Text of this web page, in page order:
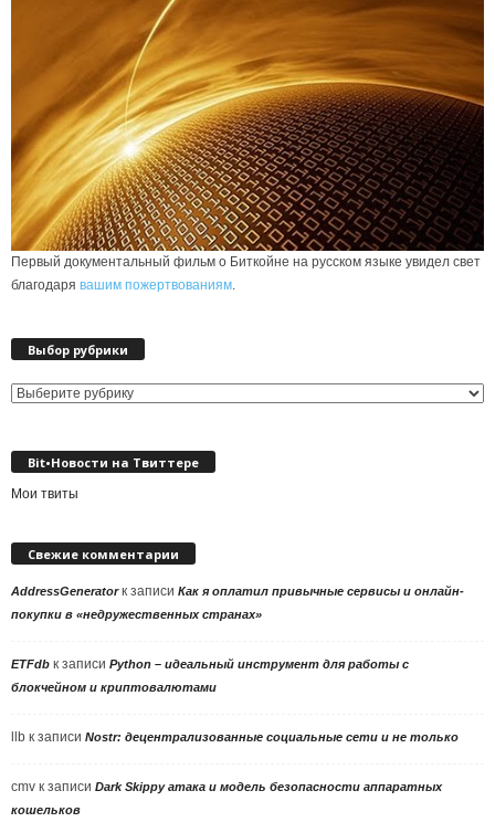
Первый документальный фильм о Биткойне на русском языке увидел свет
благодаря вашим пожертвованиям
Выбор рубрики
Выбор
Bit•Новости на Твиттере
Мои твиты
Свежие комментарии
AddressGeneratorк записи Как я оплатил привычные сервисы и онлайн-
покупки в «недружественных странах»
ETFdb к записи Python – идеальный инструмент для работы с
блокчейном и криптовалютами
llb к записи Nostr: децентрализованные социальные сети и не только
cmv к записи Dark Skippy атака и модель безопасности аппаратных
кошельков